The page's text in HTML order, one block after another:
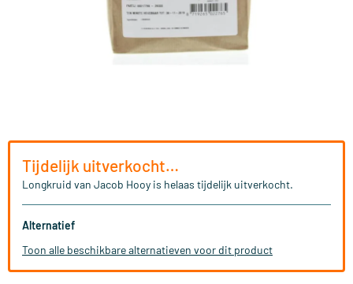
Tijdelijk uitverkocht…
Longkruid van Jacob Hooy is helaas tijdelijk uitverkocht.
Alternatief
Toon alle beschikbare alternatieven voor dit product